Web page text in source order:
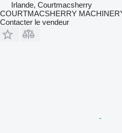
Irlande, Courtmacsherry
COURTMACSHERRY
Contacter le vendeur